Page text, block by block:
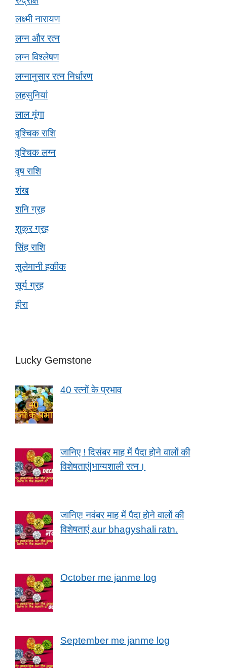
लक्ष्मी नारायण
लग्न और रत्न
लग्न विश्लेषण
लग्नानुसार रत्न निर्धारण
लहसुनियां
लाल मूंगा
वृश्चिक राशि
वृश्चिक लग्न
वृष राशि
शंख
शनि ग्रह
शुक्र ग्रह
सिंह राशि
सुलेमानी हकीक
सूर्य ग्रह
हीरा
Lucky Gemstone
40 रत्नों के प्रभाव
जानिए ! दिसंबर माह में पैदा होने वालों की
विशेषताएं|भाग्यशाली रत्न।
जानिए! नवंबर माह में पैदा होने वालों की
विशेषताएं aur bhagyshali ratn.
October me janme log
September me janme log